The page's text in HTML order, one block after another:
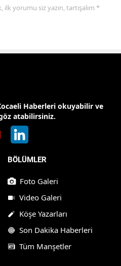
yorumu siz yazın, tartışalım *
Haberleri okuyabilir ve
atabilirsiniz.
BÖLÜMLER
Foto Galeri
Video Galeri
Köşe Yazarları
Son Dakika Haberleri
Tüm Manşetler